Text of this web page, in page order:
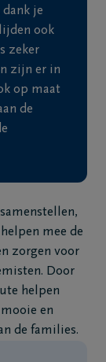
je
ook
zeker
zijn er in
op maat
de
mee de
zorgen voor
Door
helpen
en
de families.